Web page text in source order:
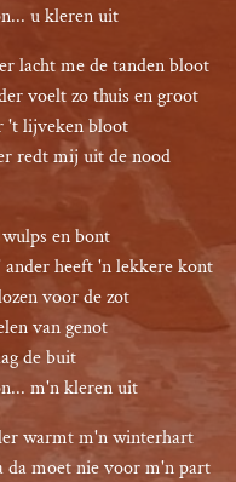
u kleren uit
lacht me de tanden bloot
voelt zo thuis en groot
't lijveken bloot
redt mij uit de nood
en bont
heeft 'n lekkere kont
voor de zot
van genot
de buit
m'n kleren uit
warmt m'n winterhart
da moet nie voor m'n part